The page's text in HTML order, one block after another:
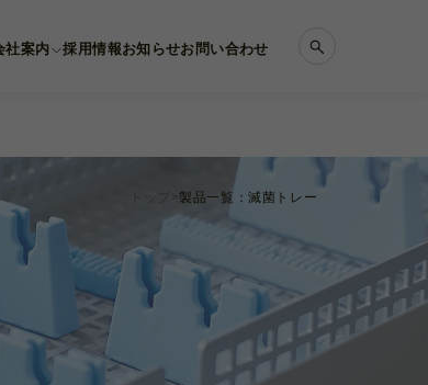
社案内 採用情報お知らせお問い合わせ
トップ 製品一覧：滅菌トレー